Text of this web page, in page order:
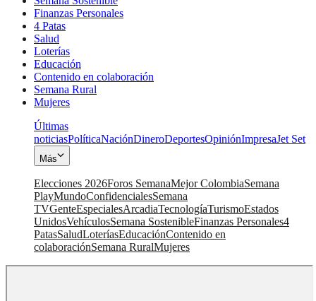
Finanzas Personales
4 Patas
Salud
Loterías
Educación
Contenido en colaboración
Semana Rural
Mujeres
Últimas
noticiasPolíticaNaciónDineroDeportesOpiniónImpresaJet Set
Más
Elecciones 2026Foros SemanaMejor ColombiaSemana
PlayMundoConfidencialesSemana
TVGenteEspecialesArcadiaTecnologíaTurismoEstados
UnidosVehículosSemana SostenibleFinanzas Personales4
PatasSaludLoteríasEducaciónContenido en
colaboraciónSemana RuralMujeres